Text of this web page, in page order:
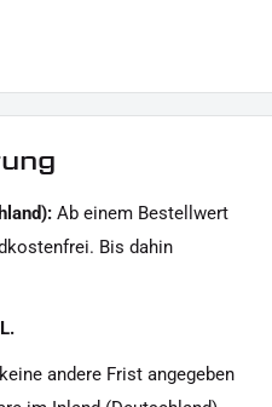
Ab einem Bestellwert
Bis dahin
andere Frist angegeben